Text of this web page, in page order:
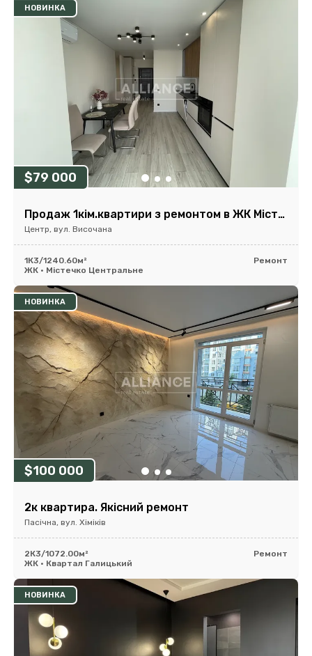
НОВИНКА
$79 000
Продаж 1кім.квартири з ремонтом в ЖК Містечко Центральне!
Центр, вул. Височана
1К3/1240.60м²
Ремонт
ЖК • Містечко Центральне
НОВИНКА
$100 000
2к квартира. Якісний ремонт
Пасічна, вул. Хіміків
2К3/1072.00м²
Ремонт
ЖК • Квартал Галицький
НОВИНКА